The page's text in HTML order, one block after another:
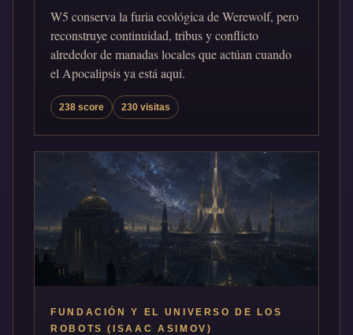
W5 conserva la furia ecológica de Werewolf, pero
reconstruye continuidad, tribus y conflicto
alrededor de manadas locales que actúan cuando
el Apocalipsis ya está aquí.
238 score 230 visitas
FUNDACIÓN Y EL UNIVERSO DE LOS
ROBOTS (ISAAC ASIMOV)